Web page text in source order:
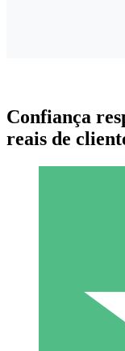
Pague
Confiança
reais de